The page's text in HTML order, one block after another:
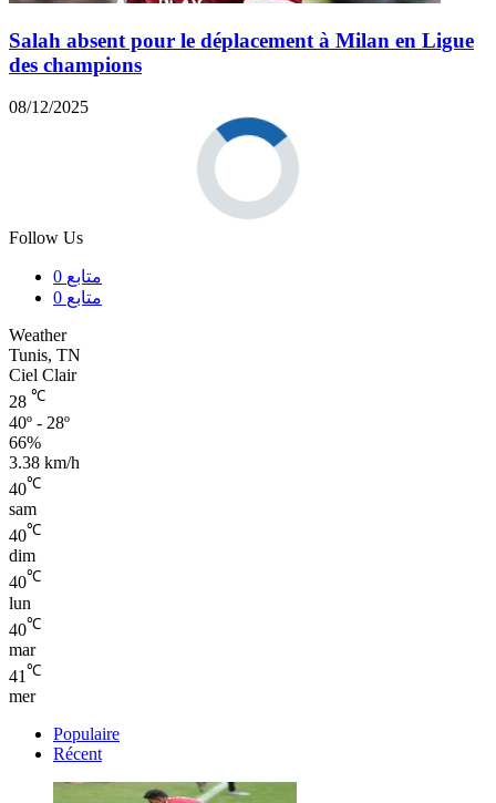
Salah absent pour le déplacement à Milan en Ligue
des champions
08/12/2025
Follow Us
0 متابع
0 متابع
Weather
Tunis, TN
Ciel Clair
28 ℃
40º - 28º
66%
3.38 km/h
40℃
sam
40℃
dim
40℃
lun
40℃
mar
41 ℃
mer
Populaire
Récent